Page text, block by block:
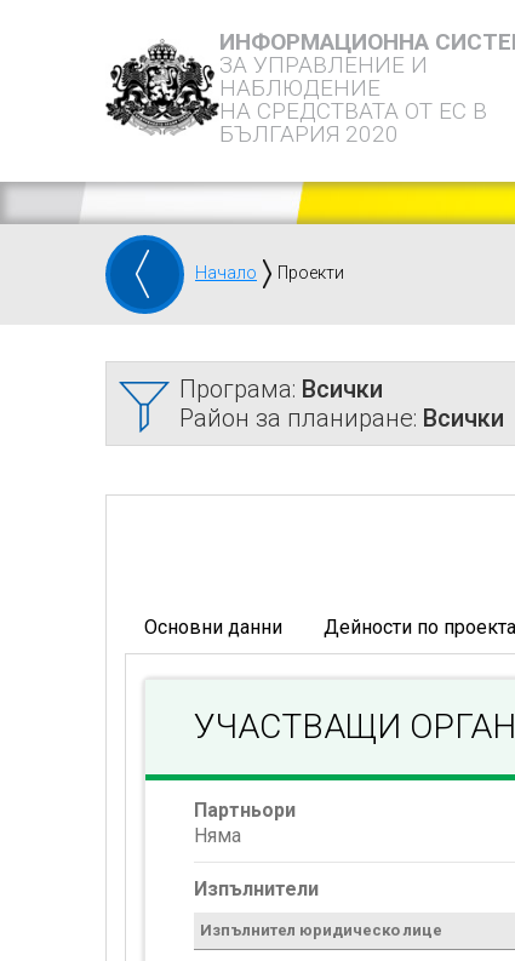
ИНФОРМАЦИОННА
ЗА УПРАВЛЕНИЕ И
НАБЛЮДЕНИЕ
НА СРЕДСТВАТА ОТ ЕС В
БЪЛГАРИЯ 2020
Начало Проекти
Програма: Всички
Район за планиране: Всички
Основни данни Дейности по проекта
УЧАСТВАЩИ
Партньори
Няма
Изпълнители
Изпълнител юридическо лице